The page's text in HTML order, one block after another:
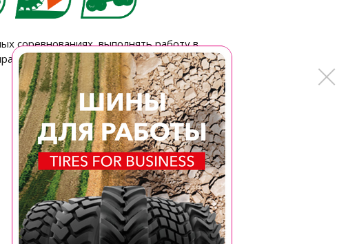
соревнованиях, выполнять работу в
со всеми трудностями на пути!